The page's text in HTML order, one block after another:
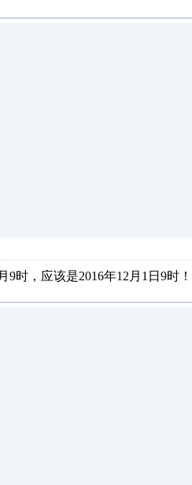
9时，应该是2016年12月1日9时！